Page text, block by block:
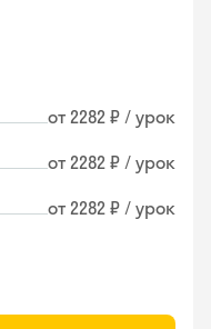
от 2282 ₽ / урок
от 2282 ₽ / урок
от 2282 ₽ / урок